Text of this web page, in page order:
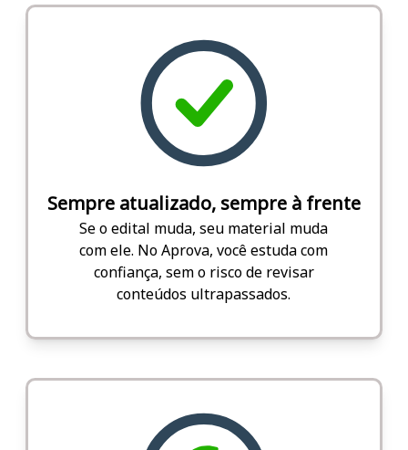
Sempre atualizado, sempre à frente
Se o edital muda, seu material muda
com ele. No Aprova, você estuda com
confiança, sem o risco de revisar
conteúdos ultrapassados.